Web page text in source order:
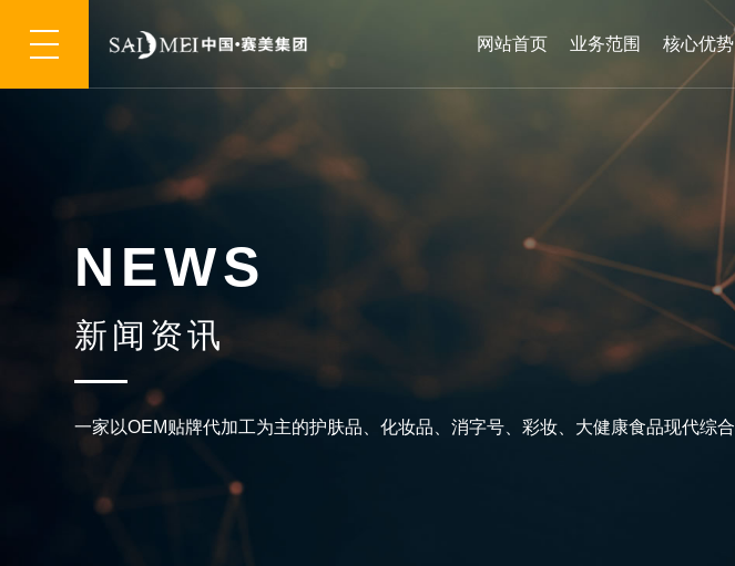
网站首页 业务范围 核心优势
N EWS
新 闻 资讯
一家 以OEM贴牌代加工为主的护肤品 、化妆品 、消字号 、彩妆 大健康食品现代综合